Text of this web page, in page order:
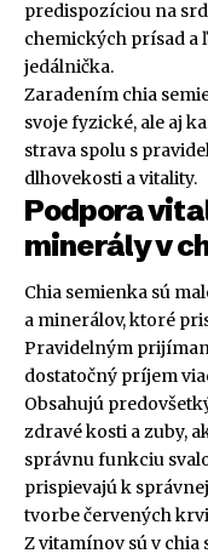
predispozíciou na
chemických prísad a
jedálnička.
Zaradením chia
svoje fyzické, ale aj
strava spolu s
dlhovekosti a vitality.
Podpora
minerály v
Chia semienka sú
a minerálov, ktoré
Pravidelným
dostatočný príjem
Obsahujú
zdravé kosti a zuby,
správnu funkciu
prispievajú k
tvorbe červených
Z vitamínov sú v chia